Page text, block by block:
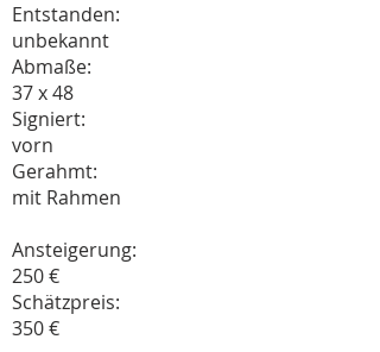
Entstanden:
unbekannt
Abmaße:
37 x 48
Signiert:
vorn
Gerahmt:
mit Rahmen
Ansteigerung:
250 €
Schätzpreis:
350 €